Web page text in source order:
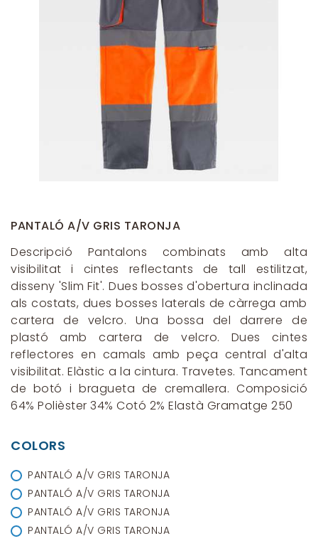
PANTALÓ A/V GRIS TARONJA
Descripció Pantalons combinats amb alta
visibilitat i cintes reflectants de tall estilitzat,
disseny 'Slim Fit'. Dues bosses d'obertura inclinada
als costats, dues bosses laterals de càrrega amb
cartera de velcro. Una bossa del darrere de
plastó amb cartera de velcro. Dues cintes
reflectores en camals amb peça central d'alta
visibilitat. Elàstic a la cintura. Travetes. Tancament
de botó i bragueta de cremallera. Composició
64% Polièster 34% Cotó 2% Elastà Gramatge 250
COLORS
PANTALÓ A/V GRIS TARONJA
PANTALÓ A/V GRIS TARONJA
PANTALÓ A/V GRIS TARONJA
PANTALÓ A/V GRIS TARONJA